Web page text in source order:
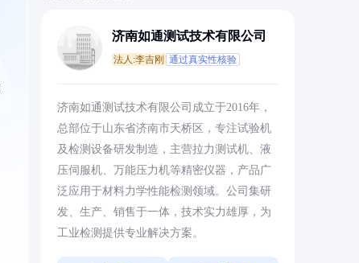
济南如通测试技术有限公司
法人:李吉刚 通过真实性核验
济南如通测试技术有限公司成立于2016年，
总部位于山东省济南市天桥区，专注试验机
及检测设备研发制造，主营拉力测试机、液
压伺服机、万能压力机等精密仪器，产品广
泛应用于材料力学性能检测领域。公司集研
发、生产、销售于一体，技术实力雄厚，为
工业检测提供专业解决方案。